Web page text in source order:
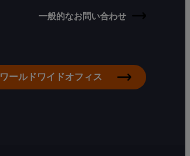
一般的なお問い合わせ
ワールドワイドオフィス